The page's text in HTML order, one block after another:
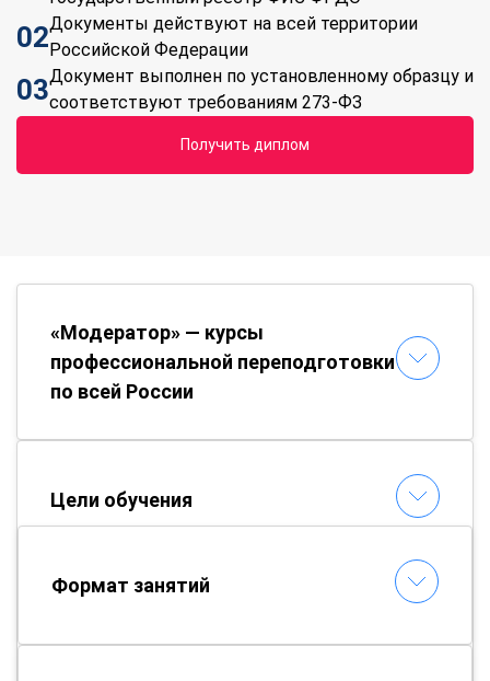
02Документы действуют на всей территории
Российской Федерации
03Документ выполнен по установленному образцу и
соответствуют требованиям 273-ФЗ
Получить диплом
«Модератор» — курсы
профессиональной переподготовки
по всей России
Цели обучения
Формат занятий